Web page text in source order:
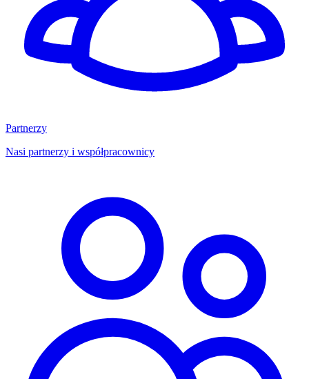
Partnerzy
Nasi partnerzy i współpracownicy